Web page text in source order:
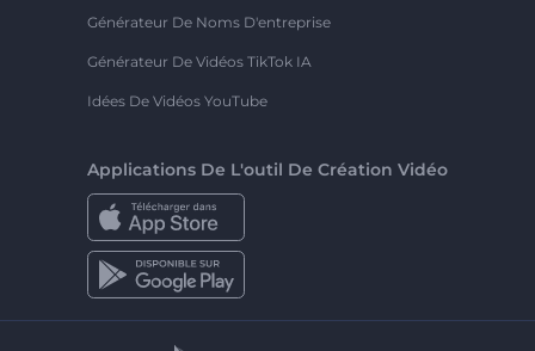
Générateur De Noms D'entreprise
Générateur De Vidéos TikTok IA
Idées De Vidéos YouTube
Applications De L'outil De Création Vidéo